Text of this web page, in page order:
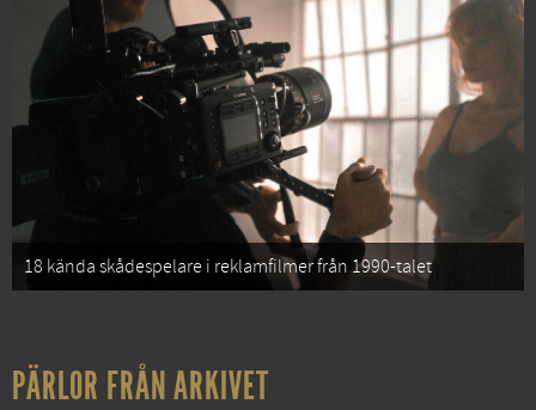
18 kända skådespelare i reklamfilmer från 1990-talet
PÄRLOR FRÅN ARKIVET